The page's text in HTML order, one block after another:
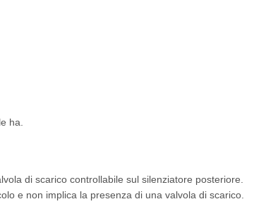
ha.
di scarico controllabile sul silenziatore posteriore.
e non implica la presenza di una valvola di scarico.